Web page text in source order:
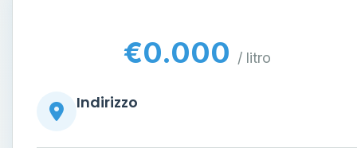
€0.000 / litro
Indirizzo